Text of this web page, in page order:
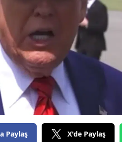
Paylaş X'de Paylaş